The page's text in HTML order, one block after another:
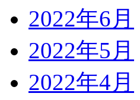
2022年6月
2022年5月
2022年4月